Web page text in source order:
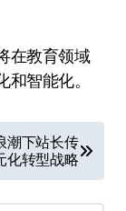
在教育领域
智能化。
潮下站长传
化转型战略